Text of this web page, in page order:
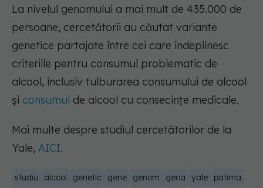
La nivelul genomului a mai mult de 435.000 de
persoane, cercetătorii au căutat variante
genetice partajate între cei care îndeplinesc
criteriile pentru consumul problematic de
alcool, inclusiv tulburarea consumului de alcool
și consumul de alcool cu ​​consecințe medicale.
Mai multe despre studiul cercetătorilor de la
Yale, AICI.
studiu alcool genetic gene genom gena yale
patima